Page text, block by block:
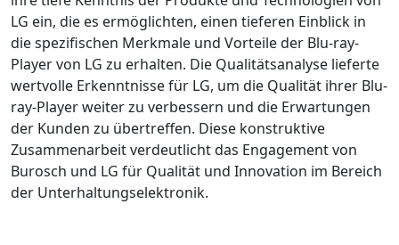
LG ein, die es ermöglichten, einen tieferen Einblick in
die spezifischen Merkmale und Vorteile der Blu-ray-
Player von LG zu erhalten. Die Qualitätsanalyse lieferte
wertvolle Erkenntnisse für LG, um die Qualität ihrer Blu-
ray-Player weiter zu verbessern und die Erwartungen
der Kunden zu übertreffen. Diese konstruktive
Zusammenarbeit verdeutlicht das Engagement von
Burosch und LG für Qualität und Innovation im Bereich
der Unterhaltungselektronik.